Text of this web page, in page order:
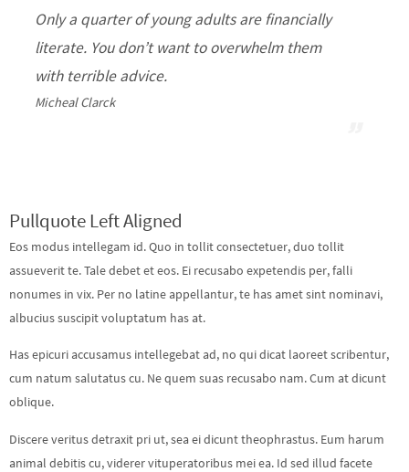
Only a quarter of young adults are financially
literate. You don’t want to overwhelm them
with terrible advice.
Micheal Clarck
Pullquote Left Aligned
Eos modus intellegam id. Quo in tollit consectetuer, duo tollit
assueverit te. Tale debet et eos. Ei recusabo expetendis per, falli
nonumes in vix. Per no latine appellantur, te has amet sint nominavi,
albucius suscipit voluptatum has at.
Has epicuri accusamus intellegebat ad, no qui dicat laoreet scribentur,
cum natum salutatus cu. Ne quem suas recusabo nam. Cum at dicunt
oblique.
Discere veritus detraxit pri ut, sea ei dicunt theophrastus. Eum harum
animal debitis cu, viderer vituperatoribus mei ea. Id sed illud facete